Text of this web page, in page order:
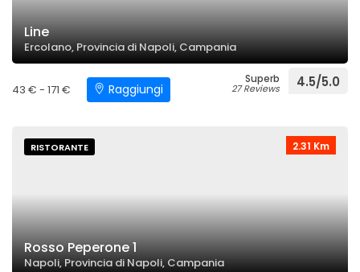
Line
Ercolano, Provincia di Napoli, Campania
43 € - 171 € Raggiungi
Superb
27 Reviews 4.5/5.0
2.31 Km
RISTORANTE
Rosso Peperone 1
Napoli, Provincia di Napoli, Campania